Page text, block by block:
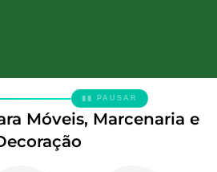
▮▮ PAUSAR
Móveis, Marcenaria e